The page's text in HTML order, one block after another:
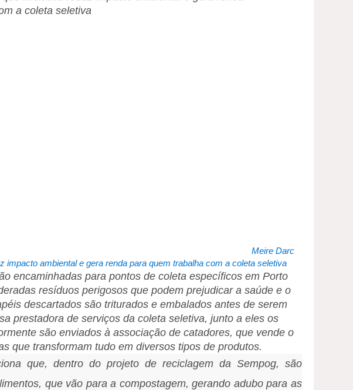
Meire Darc
impacto ambiental e gera renda para quem trabalha com a coleta seletiva
encaminhadas para pontos de coleta específicos em Porto
resíduos perigosos que podem prejudicar a saúde e o
descartados são triturados e embalados antes de serem
prestadora de serviços da coleta seletiva, junto a eles os
são enviados à associação de catadores, que vende o
que transformam tudo em diversos tipos de produtos.
que, dentro do projeto de reciclagem da Sempog, são
que vão para a compostagem, gerando adubo para as